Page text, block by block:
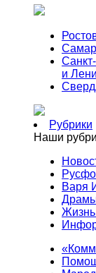
и
Рубрики
Наши
Варя